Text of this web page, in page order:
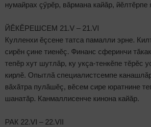
нумайрах çӳрӗр, вăрмана кайăр, йӗлтӗрпе
ЙӖКӖРЕШСЕМ 21.V – 21.VI
Кулленхи ӗçсене татса памалли эрне.
сирӗн çине тиенӗç. Финанс сферинчи
тепӗр хут шутлăр, ку укçа-тенкӗпе тӗрӗс
кирлӗ. Опытлă специалистсемпе
вăхăтра пулăшӗç, вӗсем сире юратнине
шанатăр. Канмаллисенче кинона кайăр.
РАК 22.VI – 22.VII